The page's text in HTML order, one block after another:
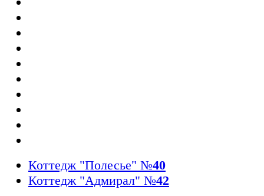
Коттедж "Полесье" №40
Коттедж "Адмирал" №42